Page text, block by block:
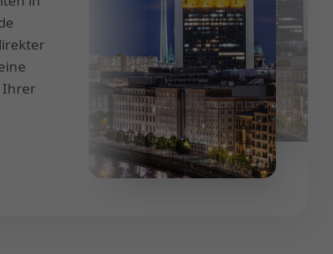
Ihrer